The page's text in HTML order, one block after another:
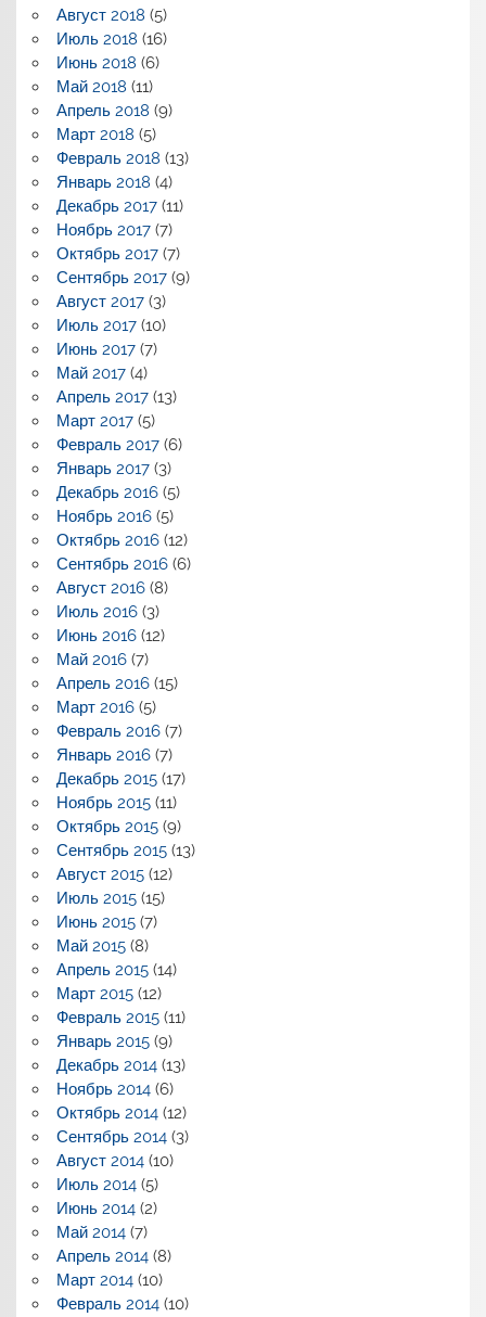
Август 2018 (5)
Июль 2018 (16)
Июнь 2018 (6)
Май 2018 (11)
Апрель 2018 (9)
Март 2018 (5)
Февраль 2018 (13)
Январь 2018 (4)
Декабрь 2017(11)
Ноябрь 2017(7)
Октябрь 2017(7)
Сентябрь 2017(9)
Август 2017(3)
Июль 2017(10)
Июнь 2017(7)
Май 2017(4)
Апрель 2017(13)
Март 2017(5)
Февраль 2017(6)
Январь 2017(3)
Декабрь 2016(5)
Ноябрь 2016(5)
Октябрь 2016(12)
Сентябрь 2016(6)
Август 2016(8)
Июль 2016(3)
Июнь 2016(12)
Май 2016(7)
Апрель 2016(15)
Март 2016(5)
Февраль 2016(7)
Январь 2016(7)
Декабрь 2015(17)
Ноябрь 2015(11)
Октябрь 2015(9)
Сентябрь 2015(13)
Август 2015(12)
Июль 2015(15)
Июнь 2015(7)
Май 2015(8)
Апрель 2015(14)
Март 2015(12)
Февраль 2015(11)
Январь 2015(9)
Декабрь 2014(13)
Ноябрь 2014(6)
Октябрь 2014(12)
Сентябрь 2014(3)
Август 2014(10)
Июль 2014(5)
Июнь 2014(2)
Май 2014(7)
Апрель 2014(8)
Март 2014(10)
Февраль 2014(10)